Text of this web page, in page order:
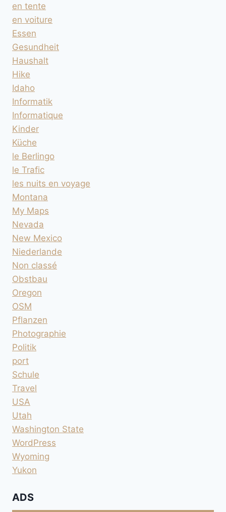
en tente
en voiture
Essen
Gesundheit
Haushalt
Hike
Idaho
Informatik
Informatique
Kinder
Küche
le Berlingo
le Trafic
les nuits en voyage
Montana
My Maps
Nevada
New Mexico
Niederlande
Non classé
Obstbau
Oregon
OSM
Pflanzen
Photographie
Politik
port
Schule
Travel
USA
Utah
Washington State
WordPress
Wyoming
Yukon
ADS